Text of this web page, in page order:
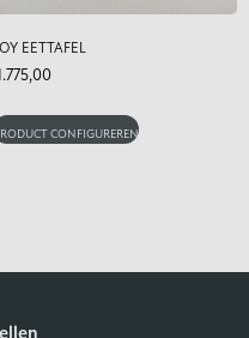
EETTAFEL
1.775,00
CONFIGUREREN